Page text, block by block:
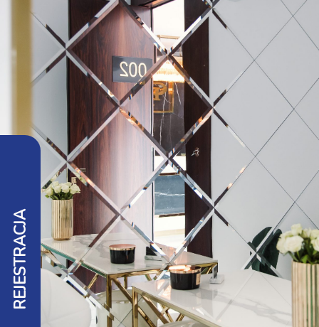
REJESTRACJA